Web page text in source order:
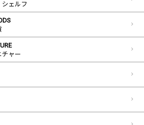
ェルフ
チャー